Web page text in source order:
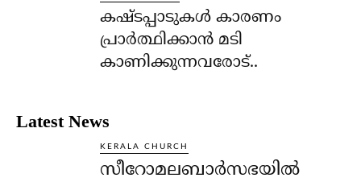
കഷ്ടപ്പാടുകള്‍ കാരണം
പ്രാര്‍ത്ഥിക്കാന്‍ മടി
കാണിക്കുന്നവരോട്..
Latest News
KERALA CHURCH
സീറോമലബാർസഭയിൽ